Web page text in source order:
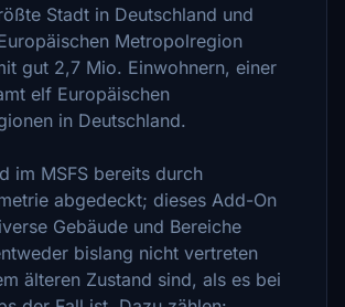
Stadt in Deutschland und
Metropolregion
gut 2,7 Mio. Einwohnern, einer
elf Europäischen
in Deutschland.
im MSFS bereits durch
abgedeckt; dieses Add-On
Gebäude und Bereiche
bislang nicht vertreten
älteren Zustand sind, als es bei